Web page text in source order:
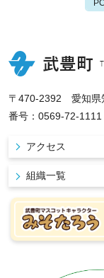
〒470-2392 愛知県
番号：0569-72-
アクセス
組織一覧